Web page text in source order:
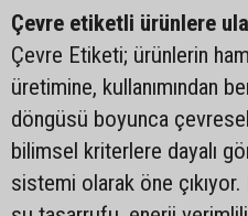
Çevre etiketli ürünlere
Çevre Etiketi; ürünlerin
üretimine, kullanımından
döngüsü boyunca
bilimsel kriterlere dayalı
sistemi olarak öne